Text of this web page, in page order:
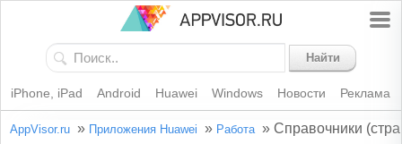
Найти
iPhone, iPad Android Huawei Windows Новости Реклама
AppVisor.ru » Приложения Huawei » Работа » Справочники